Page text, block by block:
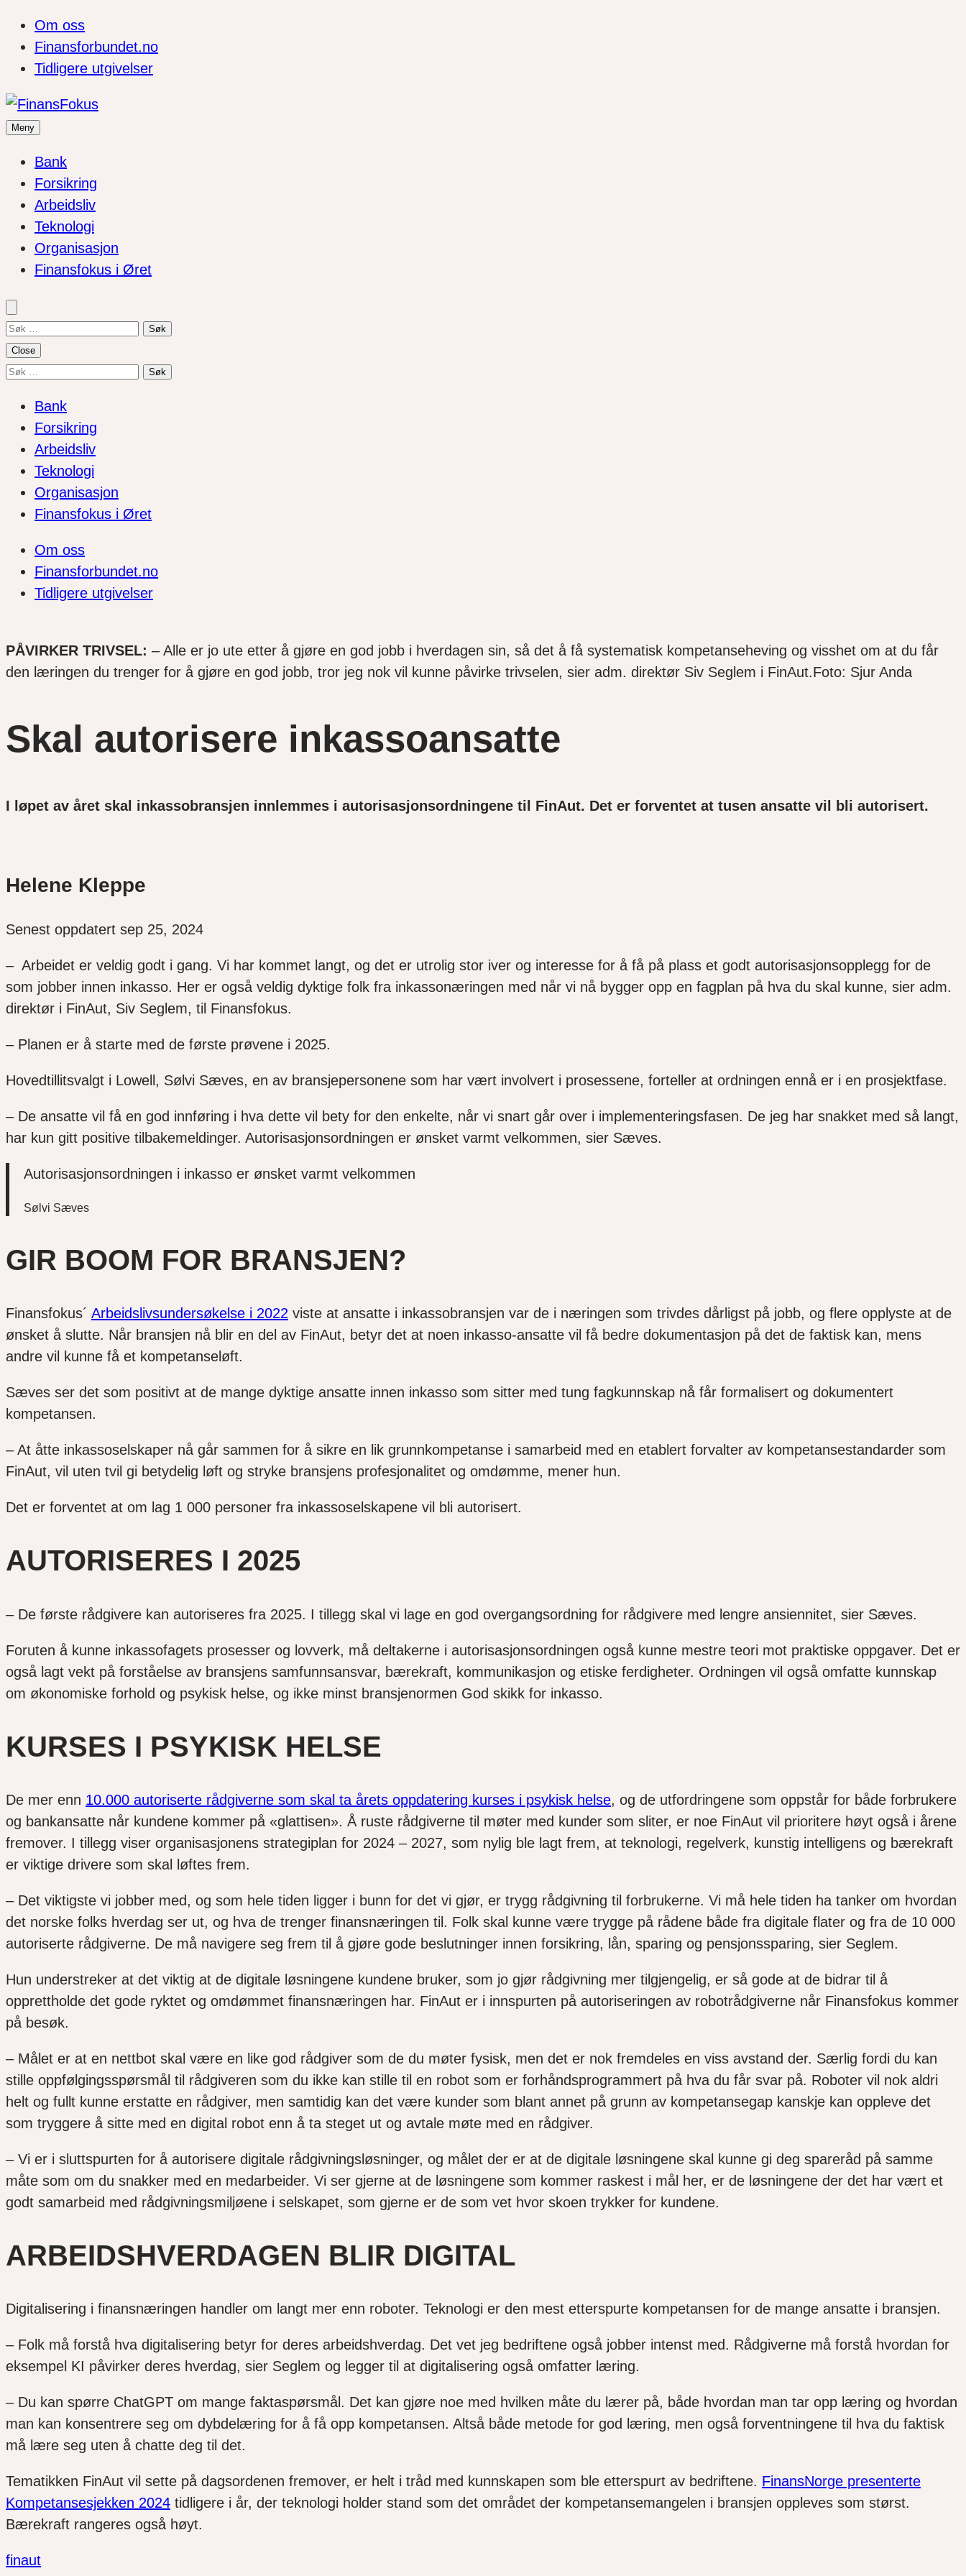
Om oss
Finansforbundet.no
Tidligere utgivelser
Meny
Bank
Forsikring
Arbeidsliv
Teknologi
Organisasjon
Finansfokus i Øret
Søk
etter:
Close
Søk
Bank
Forsikring
Arbeidsliv
Teknologi
Organisasjon
Finansfokus i Øret
Om oss
Finansforbundet.no
Tidligere utgivelser
PÅVIRKER TRIVSEL: – Alle er jo ute etter å gjøre en god jobb i hverdagen sin, så det å få systematisk kompetanseheving og visshet om at du får
den læringen du trenger for å gjøre en god jobb, tror jeg nok vil kunne påvirke trivselen, sier adm. direktør Siv Seglem i FinAut.Foto: Sjur Anda
Skal autorisere inkassoansatte
I løpet av året skal inkassobransjen innlemmes i autorisasjonsordningene til FinAut. Det er forventet at tusen ansatte vil bli autorisert.
Helene Kleppe
Senest oppdatert sep 25, 2024
– Arbeidet er veldig godt i gang. Vi har kommet langt, og det er utrolig stor iver og interesse for å få på plass et godt autorisasjonsopplegg for de
som jobber innen inkasso. Her er også veldig dyktige folk fra inkassonæringen med når vi nå bygger opp en fagplan på hva du skal kunne, sier adm.
direktør i FinAut, Siv Seglem, til Finansfokus.
– Planen er å starte med de første prøvene i 2025.
Hovedtillitsvalgt i Lowell, Sølvi Sæves, en av bransjepersonene som har vært involvert i prosessene, forteller at ordningen ennå er i en prosjektfase.
– De ansatte vil få en god innføring i hva dette vil bety for den enkelte, når vi snart går over i implementeringsfasen. De jeg har snakket med så langt,
har kun gitt positive tilbakemeldinger. Autorisasjonsordningen er ønsket varmt velkommen, sier Sæves.
Autorisasjonsordningen i inkasso er ønsket varmt velkommen
Sølvi Sæves
GIR BOOM FOR BRANSJEN?
Finansfokus´ Arbeidslivsundersøkelse i 2022 viste at ansatte i inkassobransjen var de i næringen som trivdes dårligst på jobb, og flere opplyste at de
ønsket å slutte. Når bransjen nå blir en del av FinAut, betyr det at noen inkasso-ansatte vil få bedre dokumentasjon på det de faktisk kan, mens
andre vil kunne få et kompetanseløft.
Sæves ser det som positivt at de mange dyktige ansatte innen inkasso som sitter med tung fagkunnskap nå får formalisert og dokumentert
kompetansen.
– At åtte inkassoselskaper nå går sammen for å sikre en lik grunnkompetanse i samarbeid med en etablert forvalter av kompetansestandarder som
FinAut, vil uten tvil gi betydelig løft og stryke bransjens profesjonalitet og omdømme, mener hun.
Det er forventet at om lag 1 000 personer fra inkassoselskapene vil bli autorisert.
AUTORISERES I 2025
– De første rådgivere kan autoriseres fra 2025. I tillegg skal vi lage en god overgangsordning for rådgivere med lengre ansiennitet, sier Sæves.
Foruten å kunne inkassofagets prosesser og lovverk, må deltakerne i autorisasjonsordningen også kunne mestre teori mot praktiske oppgaver. Det er
også lagt vekt på forståelse av bransjens samfunnsansvar, bærekraft, kommunikasjon og etiske ferdigheter. Ordningen vil også omfatte kunnskap
om økonomiske forhold og psykisk helse, og ikke minst bransjenormen God skikk for inkasso.
KURSES I PSYKISK HELSE
De mer enn 10.000 autoriserte rådgiverne som skal ta årets oppdatering kurses i psykisk helse, og de utfordringene som oppstår for både forbrukere
og bankansatte når kundene kommer på «glattisen». Å ruste rådgiverne til møter med kunder som sliter, er noe FinAut vil prioritere høyt også i årene
fremover. I tillegg viser organisasjonens strategiplan for 2024 – 2027, som nylig ble lagt frem, at teknologi, regelverk, kunstig intelligens og bærekraft
er viktige drivere som skal løftes frem.
– Det viktigste vi jobber med, og som hele tiden ligger i bunn for det vi gjør, er trygg rådgivning til forbrukerne. Vi må hele tiden ha tanker om hvordan
det norske folks hverdag ser ut, og hva de trenger finansnæringen til. Folk skal kunne være trygge på rådene både fra digitale flater og fra de 10 000
autoriserte rådgiverne. De må navigere seg frem til å gjøre gode beslutninger innen forsikring, lån, sparing og pensjonssparing, sier Seglem.
Hun understreker at det viktig at de digitale løsningene kundene bruker, som jo gjør rådgivning mer tilgjengelig, er så gode at de bidrar til å
opprettholde det gode ryktet og omdømmet finansnæringen har. FinAut er i innspurten på autoriseringen av robotrådgiverne når Finansfokus kommer
på besøk.
– Målet er at en nettbot skal være en like god rådgiver som de du møter fysisk, men det er nok fremdeles en viss avstand der. Særlig fordi du kan
stille oppfølgingsspørsmål til rådgiveren som du ikke kan stille til en robot som er forhåndsprogrammert på hva du får svar på. Roboter vil nok aldri
helt og fullt kunne erstatte en rådgiver, men samtidig kan det være kunder som blant annet på grunn av kompetansegap kanskje kan oppleve det
som tryggere å sitte med en digital robot enn å ta steget ut og avtale møte med en rådgiver.
– Vi er i sluttspurten for å autorisere digitale rådgivningsløsninger, og målet der er at de digitale løsningene skal kunne gi deg spareråd på samme
måte som om du snakker med en medarbeider. Vi ser gjerne at de løsningene som kommer raskest i mål her, er de løsningene der det har vært et
godt samarbeid med rådgivningsmiljøene i selskapet, som gjerne er de som vet hvor skoen trykker for kundene.
ARBEIDSHVERDAGEN BLIR DIGITAL
Digitalisering i finansnæringen handler om langt mer enn roboter. Teknologi er den mest etterspurte kompetansen for de mange ansatte i bransjen.
– Folk må forstå hva digitalisering betyr for deres arbeidshverdag. Det vet jeg bedriftene også jobber intenst med. Rådgiverne må forstå hvordan for
eksempel KI påvirker deres hverdag, sier Seglem og legger til at digitalisering også omfatter læring.
– Du kan spørre ChatGPT om mange faktaspørsmål. Det kan gjøre noe med hvilken måte du lærer på, både hvordan man tar opp læring og hvordan
man kan konsentrere seg om dybdelæring for å få opp kompetansen. Altså både metode for god læring, men også forventningene til hva du faktisk
må lære seg uten å chatte deg til det.
Tematikken FinAut vil sette på dagsordenen fremover, er helt i tråd med kunnskapen som ble etterspurt av bedriftene. FinansNorge presenterte
Kompetansesjekken 2024 tidligere i år, der teknologi holder stand som det området der kompetansemangelen i bransjen oppleves som størst.
Bærekraft rangeres også høyt.
finaut